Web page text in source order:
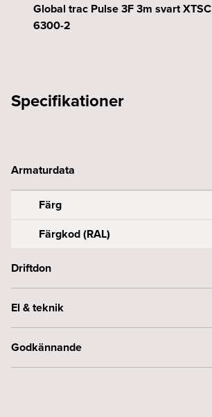
Global trac Pulse 3F 3m svart XTSC
6300-2
Specifikationer
Armaturdata
Färg
Färgkod (RAL)
Driftdon
Styrning
El & teknik
Spänning (V)
Godkännande